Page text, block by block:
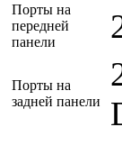
Порты на
передней
панели
Порты на
задней панели